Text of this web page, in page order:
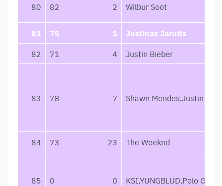
80 82 2 Wilbur Soot
81 75 1 Justinas Jarutis
82 71 4 Justin Bieber
83 78 7 Shawn Mendes,Justin
84 73 23 The Weeknd
85 0 0 KSI,YUNGBLUD,Polo G